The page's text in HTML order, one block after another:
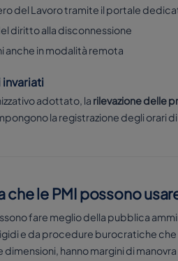
del Lavoro tramite il portale
diritto alla disconnessione
anche in modalità remota
adottato, la rilevazione delle
la registrazione degli orari
che le PMI possono
fare meglio della pubblica
e da procedure burocratiche
hanno margini di